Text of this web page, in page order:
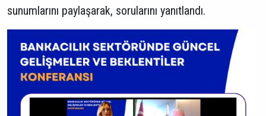
sunumlarını paylaşarak, sorularını yanıtlandı.